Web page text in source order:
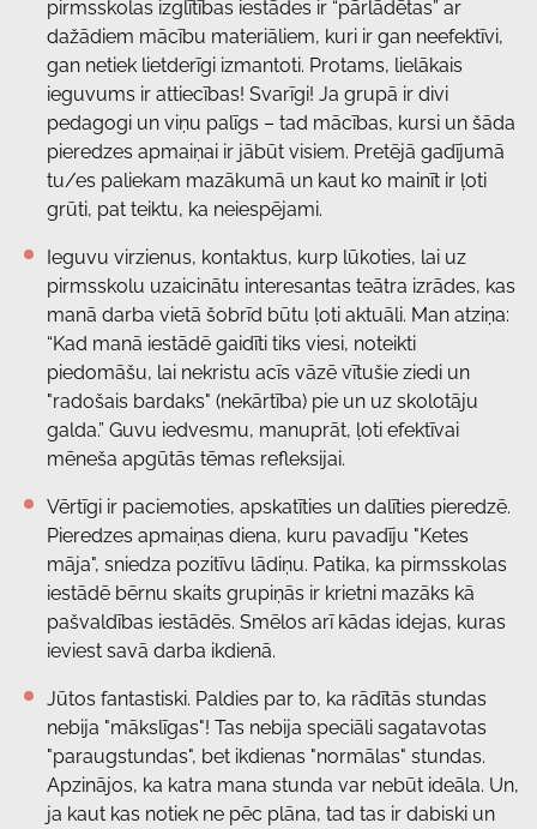
pirmsskolas izglītības iestādes ir “pārlādētas” ar
dažādiem mācību materiāliem, kuri ir gan neefektīvi,
gan netiek lietderīgi izmantoti. Protams, lielākais
ieguvums ir attiecības! Svarīgi! Ja grupā ir divi
pedagogi un viņu palīgs – tad mācības, kursi un šāda
pieredzes apmaiņai ir jābūt visiem. Pretējā gadījumā
tu/es paliekam mazākumā un kaut ko mainīt ir ļoti
grūti, pat teiktu, ka neiespējami.
Ieguvu virzienus, kontaktus, kurp lūkoties, lai uz
pirmsskolu uzaicinātu interesantas teātra izrādes, kas
manā darba vietā šobrīd būtu ļoti aktuāli. Man atziņa:
“Kad manā iestādē gaidīti tiks viesi, noteikti
piedomāšu, lai nekristu acīs vāzē vītušie ziedi un
"radošais bardaks" (nekārtība) pie un uz skolotāju
galda.” Guvu iedvesmu, manuprāt, ļoti efektīvai
mēneša apgūtās tēmas refleksijai.
Vērtīgi ir paciemoties, apskatīties un dalīties pieredzē.
Pieredzes apmaiņas diena, kuru pavadīju "Ketes
māja", sniedza pozitīvu lādiņu. Patika, ka pirmsskolas
iestādē bērnu skaits grupiņās ir krietni mazāks kā
pašvaldības iestādēs. Smēlos arī kādas idejas, kuras
ieviest savā darba ikdienā.
Jūtos fantastiski. Paldies par to, ka rādītās stundas
nebija "mākslīgas"! Tas nebija speciāli sagatavotas
"paraugstundas", bet ikdienas "normālas" stundas.
Apzinājos, ka katra mana stunda var nebūt ideāla. Un,
ja kaut kas notiek ne pēc plāna, tad tas ir dabiski un